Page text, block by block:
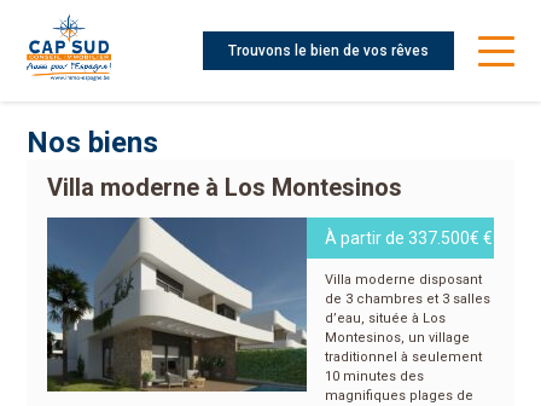
Trouvons le bien de vos rêves
Nos biens
Villa moderne à Los Montesinos
À partir de 337.500€ €
Villa moderne disposant
de 3 chambres et 3 salles
d’eau, située à Los
Montesinos, un village
traditionnel à seulement
10 minutes des
magnifiques plages de